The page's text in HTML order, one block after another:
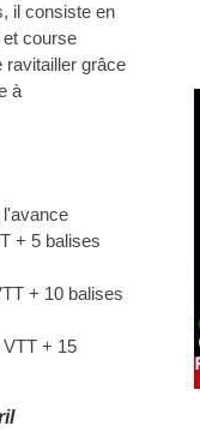
il consiste en
et course
ravitailler grâce
à
l'avance
+ 5 balises
+ 10 balises
+ 15